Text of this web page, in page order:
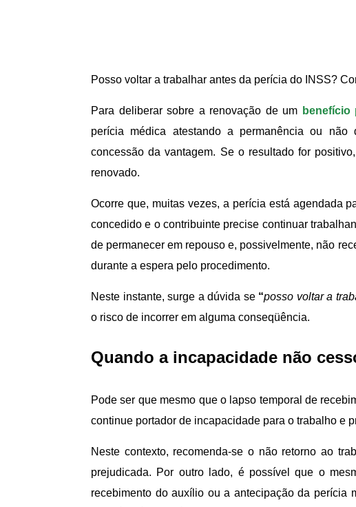
Posso voltar a trabalhar antes da perícia do INSS?
Para deliberar sobre a renovação de um benefício
perícia médica atestando a permanência ou
concessão da vantagem. Se o resultado for
renovado.
Ocorre que, muitas vezes, a perícia está agendada
concedido e o contribuinte precise continuar
de permanecer em repouso e, possivelmente, não
durante a espera pelo procedimento.
Neste instante, surge a dúvida se “posso voltar a
o risco de incorrer em alguma conseqüência.
Quando a incapacidade não
Pode ser que mesmo que o lapso temporal de
continue portador de incapacidade para o trabalho e
Neste contexto, recomenda-se o não retorno ao
prejudicada. Por outro lado, é possível que o
recebimento do auxílio ou a antecipação da perícia